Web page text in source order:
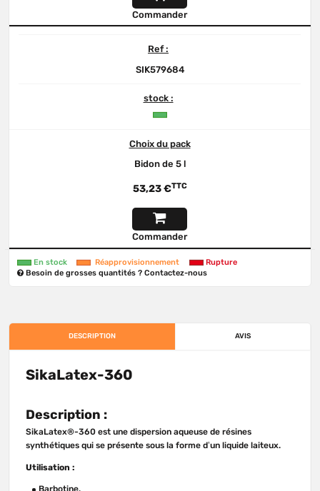
Commander
Ref :
SIK579684
stock :
Choix du pack
Bidon de 5 l
53,23 €TTC
Commander
En stock Réapprovisionnement
Rupture
Besoin de grosses quantités ? Contactez-nous
DESCRIPTION AVIS
SikaLatex-360
Description :
SikaLatex®-360 est une dispersion aqueuse de résines
synthétiques qui se présente sous la forme d’un liquide laiteux.
Utilisation :
Barbotine.